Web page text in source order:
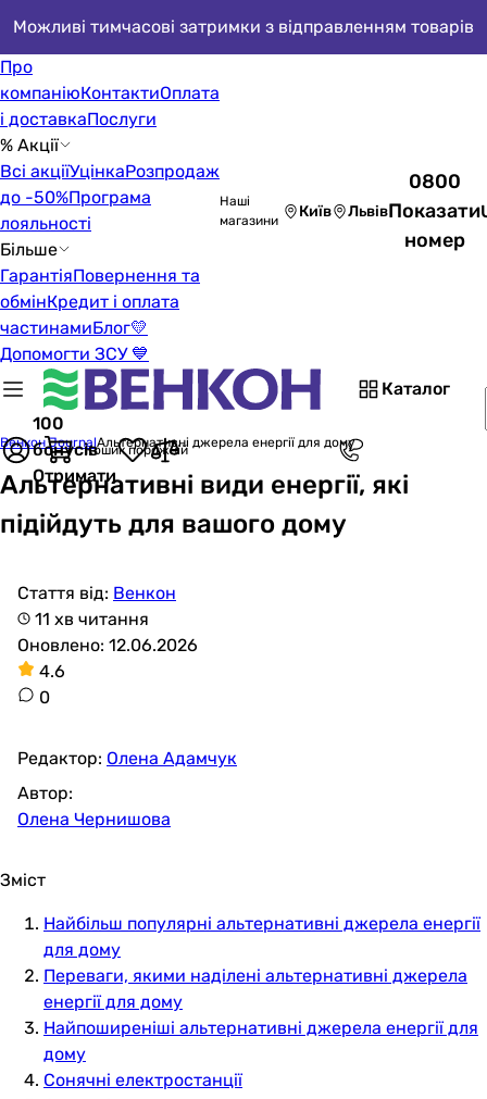
Можливі тимчасові затримки з відправленням товарів
Про
компаніюКонтактиОплата
і доставкаПослуги
% Акції
Всі акціїУцінкаРозпродаж
до -50%Програма
лояльності
Більше
ГарантіяПовернення та
обмінКредит і оплата
частинамиБлог💛
Допомогти ЗСУ 💙
Наші
магазини
Київ Львів
0800
Показати
номер
Каталог
100
бонусів
Отримати
Кошик порожній
Венкон JournalАльтернативні джерела енергії для дому
Альтернативні види енергії, які
підійдуть для вашого дому
Стаття від: Венкон
11 хв читання
Оновлено: 12.06.2026
4.6
0
Редактор: Олена Адамчук
Автор:
Олена Чернишова
Зміст
Найбільш популярні альтернативні джерела енергії
для дому
Переваги, якими наділені альтернативні джерела
енергії для дому
Найпоширеніші альтернативні джерела енергії для
дому
Сонячні електростанції